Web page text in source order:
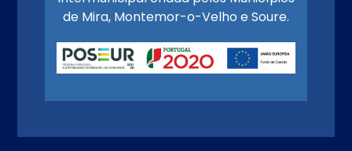
de Mira, Montemor-o-Velho e Soure.